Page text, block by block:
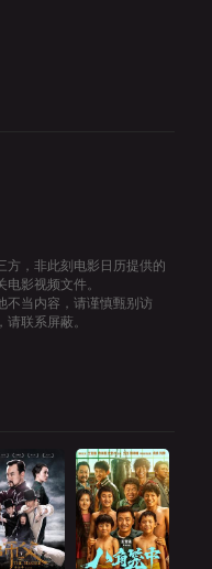
方，非此刻电影日历提供的
影视频文件。
不当内容，请谨慎甄别访
联系屏蔽。